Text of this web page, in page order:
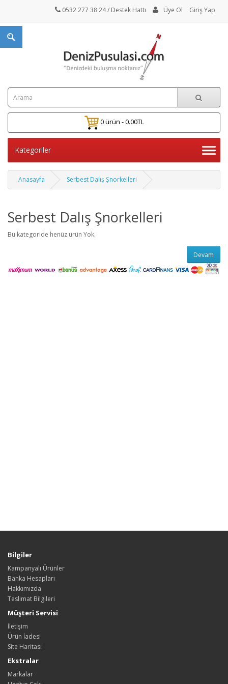
0532 277 38 24/ Destek Hattı Üye Ol Giriş Yap
0 ürün - 0.00TL
Kategoriler
Anasayfa Serbest Dalış Şnorkelleri
Serbest Dalış Şnorkelleri
Bu kategoride henüz ürün Yok.
Devam
Bilgiler
Kampanyalı Ürünler
Banka Hesapları
Hakkımızda
Teslimat Bilgileri
Müşteri Servisi
İletişim
Ürün İadesi
Site Haritası
Ekstralar
Markalar